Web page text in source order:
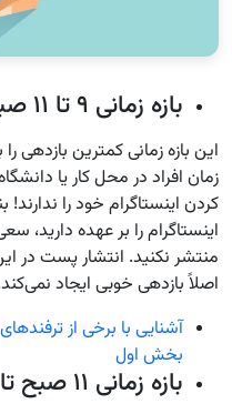
بازه زمانی ۹ تا ۱۱ صبح
این بازه زمانی کمترین بازدهی
زمان افراد در محل کار یا
کردن اینستاگرام خود را
اینستاگرام را بر عهده دارید،
منتشر نکنید. انتشار پست در
اصلاً بازدهی خوبی ایجاد
آشنایی با برخی از
بخش اول
بازه زمانی ۱۱ صبح تا ۲ بعد از ظهر